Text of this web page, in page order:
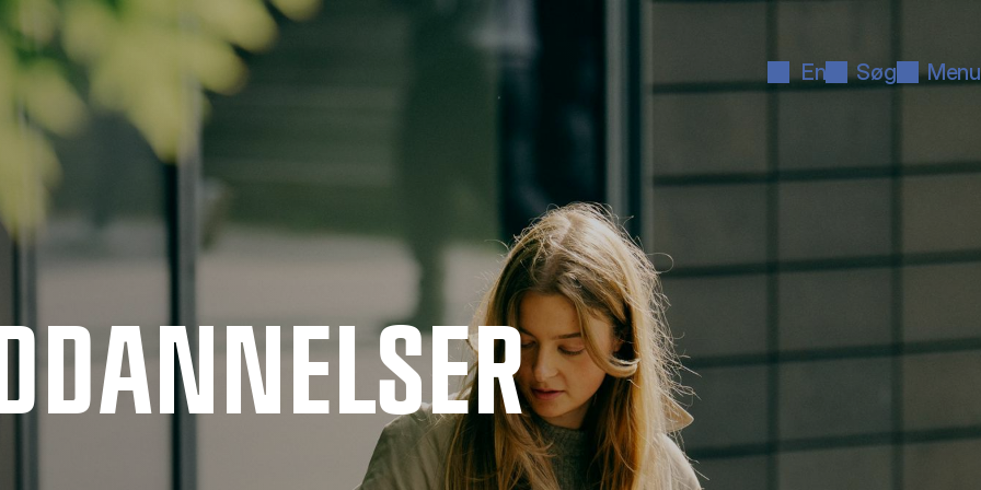
En Søg Menu